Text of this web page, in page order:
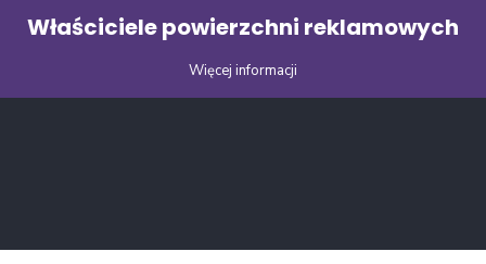
Właściciele powierzchni reklamowych
Więcej informacji